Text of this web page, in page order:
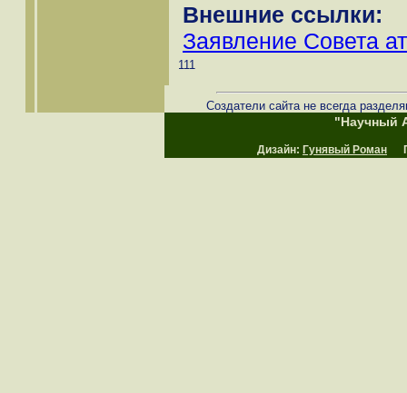
Внешние ссылки:
Заявление Совета
111
Создатели сайта не всегда
"Научный
Дизайн: Гунявый Роман